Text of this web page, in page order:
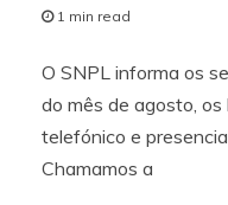
1 min read
O SNPL informa os
do mês de agosto,
telefónico e
Chamamos a